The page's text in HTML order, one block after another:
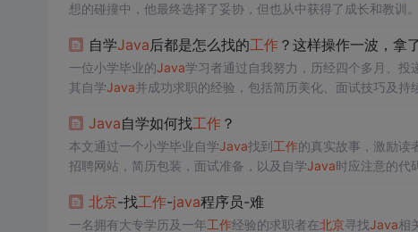
想的碰撞中，他最终选择了妥协，但也从中获得了成长和教训。
自学Java后都是怎么找的工作？这样操作一波，拿
一位小学毕业的Java学习者通过自我努力，历经四个多月、投
其自学Java并成功求职的经验，包括简历美化、面试技巧及持
Java自学如何找工作？
本文通过一个小学毕业自学Java找到工作的真实故事，激励读
招聘网站，简历包装，面试准备，以及自学Java时应注意的代
北京-找工作-java程序员-难
一名拥有大专学历及一年工作经验的求职者在北京寻找Java相